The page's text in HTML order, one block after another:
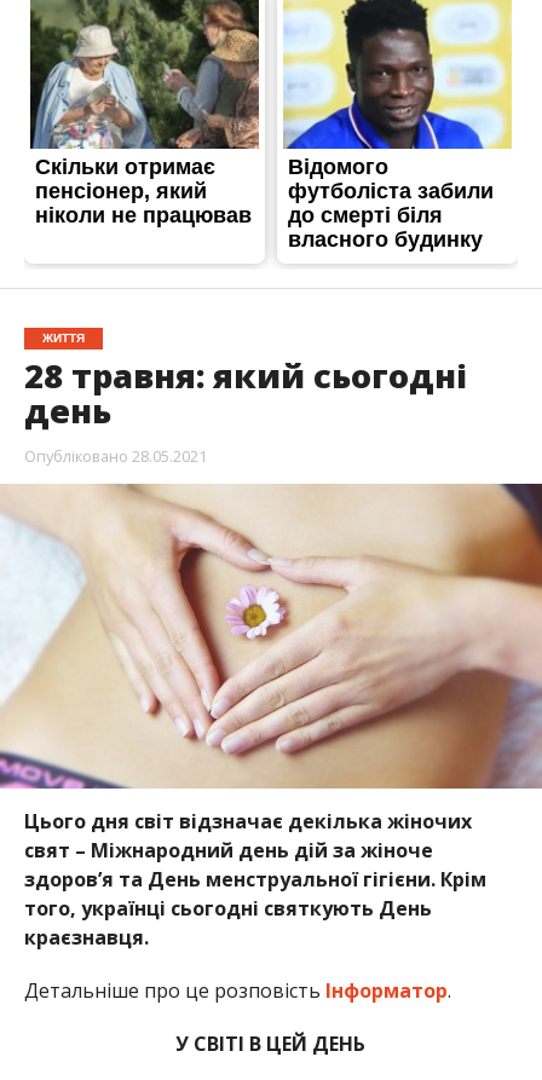
ЖИТТЯ
28 травня: який сьогодні
день
Опубліковано 28.05.2021
Цього дня світ відзначає декілька жіночих
свят – Міжнародний день дій за жіноче
здоров’я та День менструальної гігієни. Крім
того, українці сьогодні святкують День
краєзнавця.
Детальніше про це розповість Інформатор.
У СВІТІ В ЦЕЙ ДЕНЬ